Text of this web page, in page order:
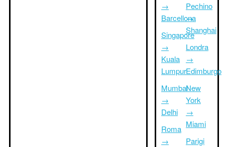
→
Barcellona
Singapore
→
Kuala
Lumpur
Mumbai
→
Delhi
Roma
→
Pechino
→
Shanghai
Londra
→
Edimburgo
New
York
→
Miami
Parigi